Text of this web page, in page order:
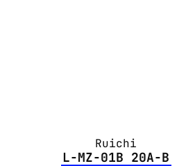
Ruichi
L-MZ-01B 20A-B